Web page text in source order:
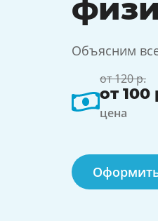
Объясним
от 120 р.
от 100
цена